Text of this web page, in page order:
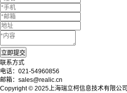
联系方式
电话：021-54960856
邮箱：sales@realic.cn
Copyright © 2025上海瑞立柯信息技术有限公司